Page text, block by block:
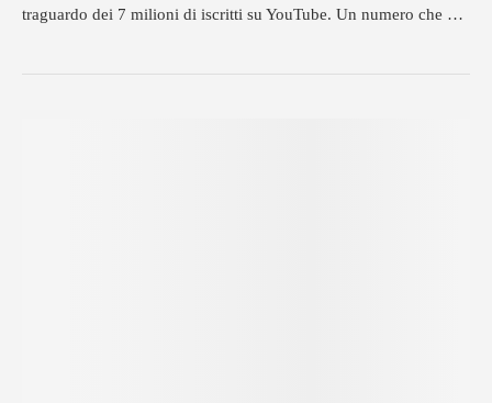
traguardo dei 7 milioni di iscritti su YouTube. Un numero che …